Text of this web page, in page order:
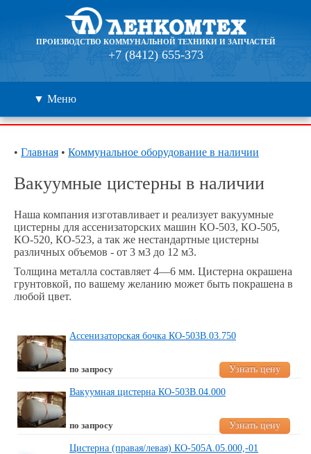
ПРОИЗВОДСТВО КОММУНАЛЬНОЙ ТЕХНИКИ И ЗАПЧАСТЕЙ
+7 (8412) 655-373
▼ Меню
О компании
• Главная • Коммунальное оборудование в наличии
Вакуумные цистерны в наличии
Наша компания изготавливает и реализует вакуумные
цистерны для ассенизаторских машин КО-503, КО-505,
КО-520, КО-523, а так же нестандартные цистерны
различных объемов - от 3 м3 до 12 м3.
Толщина металла составляет 4—6 мм. Цистерна окрашена
грунтовкой, по вашему желанию может быть покрашена в
любой цвет.
Ассенизаторская бочка КО-503В.03.750
по запросу Узнать цену
Вакуумная цистерна КО-503В.04.000
по запросу Узнать цену
Цистерна (правая/левая) КО-505А.05.000,-01